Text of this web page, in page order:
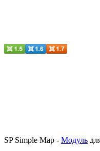
SP Simple Map - Модуль